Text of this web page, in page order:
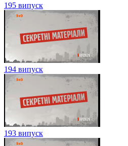
195 випуск
194 випуск
193 випуск